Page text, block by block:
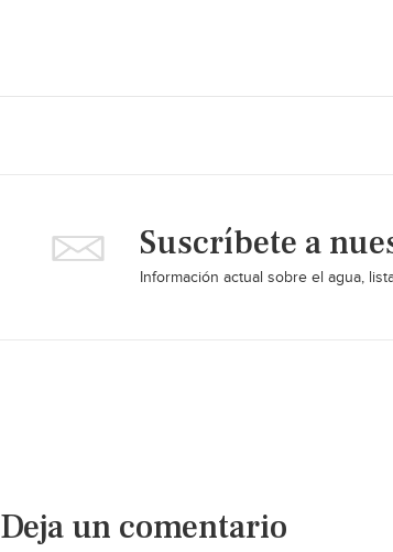
Suscríbete a
Información actual sobre el agua,
Deja un comentario